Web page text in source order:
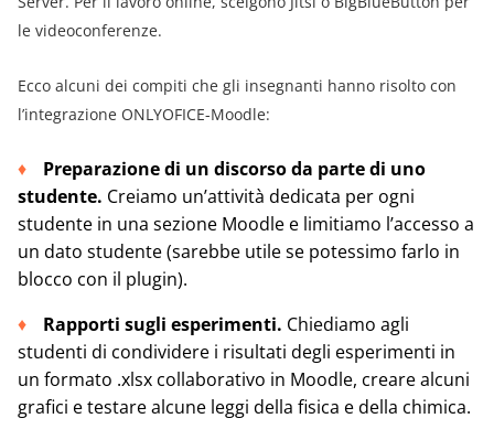
le videoconferenze.
Ecco alcuni dei compiti che gli insegnanti hanno risolto con
l’integrazione ONLYOFICE-Moodle:
Preparazione di un discorso da parte di uno
studente. Creiamo un’attività dedicata per ogni
studente in una sezione Moodle e limitiamo l’accesso a
un dato studente (sarebbe utile se potessimo farlo in
blocco con il plugin).
Rapporti sugli esperimenti. Chiediamo agli
studenti di condividere i risultati degli esperimenti in
un formato .xlsx collaborativo in Moodle, creare alcuni
grafici e testare alcune leggi della fisica e della chimica.